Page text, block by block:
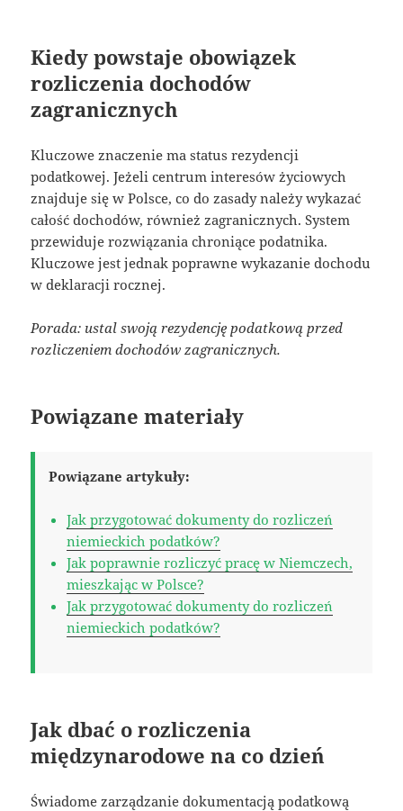
Kiedy powstaje obowiązek
rozliczenia dochodów
zagranicznych
Kluczowe znaczenie ma status rezydencji
podatkowej. Jeżeli centrum interesów życiowych
znajduje się w Polsce, co do zasady należy wykazać
całość dochodów, również zagranicznych. System
przewiduje rozwiązania chroniące podatnika.
Kluczowe jest jednak poprawne wykazanie dochodu
w deklaracji rocznej.
Porada: ustal swoją rezydencję podatkową przed
rozliczeniem dochodów zagranicznych.
Powiązane materiały
Powiązane artykuły:
Jak przygotować dokumenty do rozliczeń
niemieckich podatków?
Jak poprawnie rozliczyć pracę w Niemczech,
mieszkając w Polsce?
Jak przygotować dokumenty do rozliczeń
niemieckich podatków?
Jak dbać o rozliczenia
międzynarodowe na co dzień
Świadome zarządzanie dokumentacją podatkową